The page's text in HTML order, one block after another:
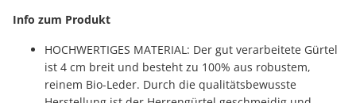
Info zum Produkt
HOCHWERTIGES MATERIAL: Der gut verarbeitete Gürtel
ist 4 cm breit und besteht zu 100% aus robustem,
reinem Bio-Leder. Durch die qualitätsbewusste